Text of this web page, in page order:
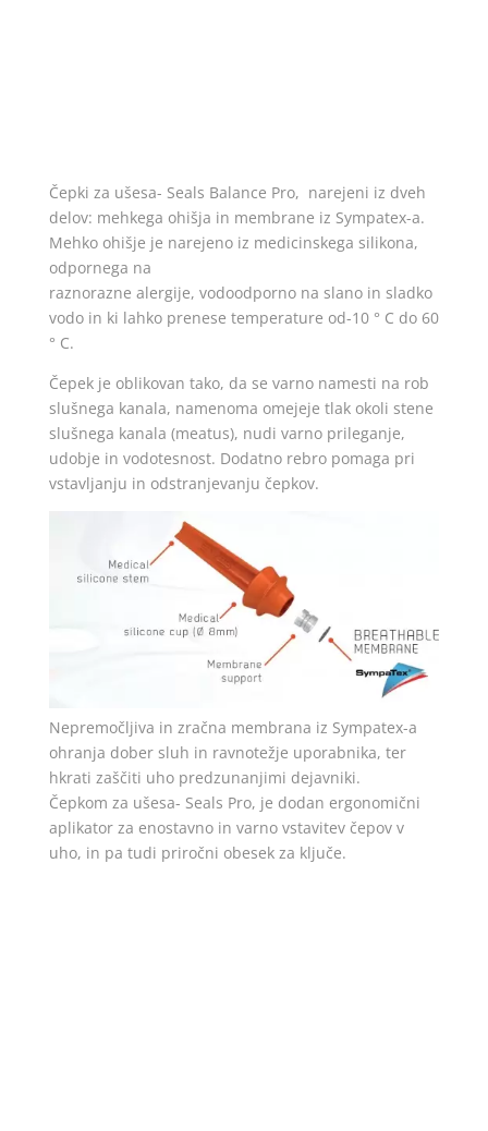
Čepki za ušesa- Seals Balance Pro, narejeni iz dveh
delov: mehkega ohišja in membrane iz Sympatex-a.
Mehko ohišje je narejeno iz medicinskega silikona,
odpornega na
raznorazne alergije, vodoodporno na slano in sladko
vodo in ki lahko prenese temperature od-10 ° C do 60
° C.
Čepek je oblikovan tako, da se varno namesti na rob
slušnega kanala, namenoma omejeje tlak okoli stene
slušnega kanala (meatus), nudi varno prileganje,
udobje in vodotesnost. Dodatno rebro pomaga pri
vstavljanju in odstranjevanju čepkov.
Nepremočljiva in zračna membrana iz Sympatex-a
ohranja dober sluh in ravnotežje uporabnika, ter
hkrati zaščiti uho predzunanjimi dejavniki.
Čepkom za ušesa- Seals Pro, je dodan ergonomični
aplikator za enostavno in varno vstavitev čepov v
uho, in pa tudi priročni obesek za ključe.